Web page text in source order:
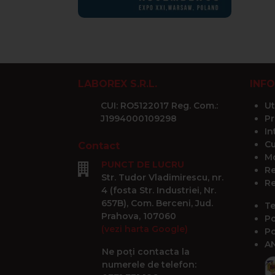
LABOREX S.R.L.
CUI: RO5122017 Reg. Com.:
J1994000109298
Contact
PUNCT DE LUCRU
Str. Tudor Vladimirescu, nr.
4 (fosta Str. Industriei, Nr.
657B), Com. Berceni, Jud.
Prahova, 107060
(vezi harta Google)
Ne poți contacta la
numerele de telefon: